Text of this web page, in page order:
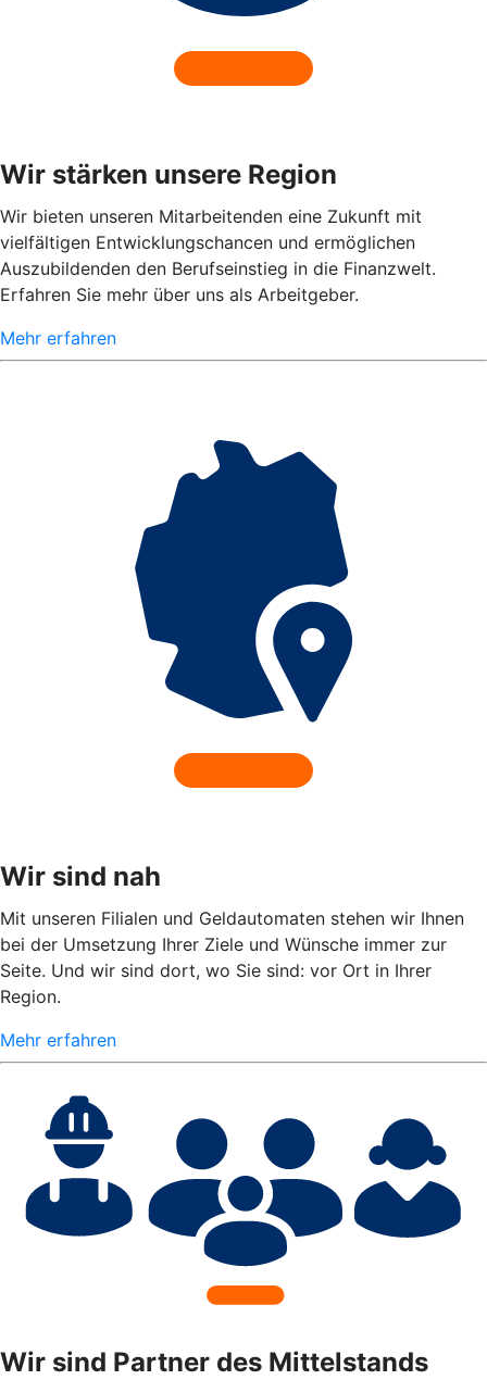
Wir stärken unsere Region
Wir bieten unseren Mitarbeitenden eine Zukunft mit
vielfältigen Entwicklungschancen und ermöglichen
Auszubildenden den Berufseinstieg in die Finanzwelt.
Erfahren Sie mehr über uns als Arbeitgeber.
Mehr erfahren
Wir sind nah
Mit unseren Filialen und Geldautomaten stehen wir Ihnen
bei der Umsetzung Ihrer Ziele und Wünsche immer zur
Seite. Und wir sind dort, wo Sie sind: vor Ort in Ihrer
Region.
Mehr erfahren
Wir sind Partner des Mittelstands